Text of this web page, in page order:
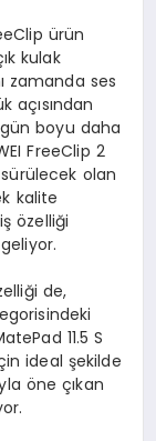
ürün
kulak
zamanda ses
açısından
boyu daha
FreeClip 2
olan
kalite
özelliği
de,
11.5 S
ideal şekilde
öne çıkan